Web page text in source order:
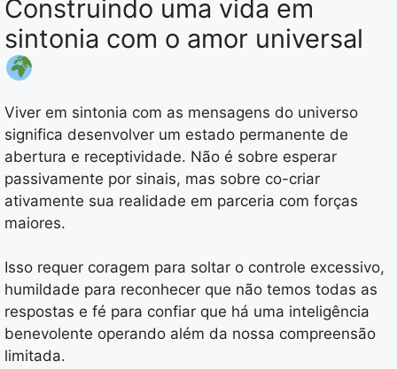
Construindo uma vida em
sintonia com o amor universal
Viver em sintonia com as mensagens do universo
significa desenvolver um estado permanente de
abertura e receptividade. Não é sobre esperar
passivamente por sinais, mas sobre co-criar
ativamente sua realidade em parceria com forças
maiores.
Isso requer coragem para soltar o controle excessivo,
humildade para reconhecer que não temos todas as
respostas e fé para confiar que há uma inteligência
benevolente operando além da nossa compreensão
limitada.